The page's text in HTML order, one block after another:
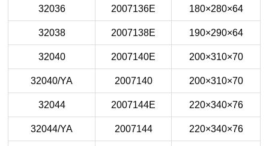
32036 2007136E 180×280×64
32038 2007138E 190×290×64
32040 2007140E 200×310×70
32040/YA 2007140 200×310×70
32044 2007144E 220×340×76
32044/YA 2007144 220×340×76